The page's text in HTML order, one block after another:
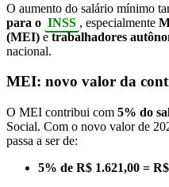
O aumento do salário mínimo
para o INSS , especialmente
(MEI) etrabalhadores
nacional.
MEI: novo valor da
O MEI contribui com 5% do
Social. Com o novo valor de
passa a ser de:
5% de R$ 1.621,00 =